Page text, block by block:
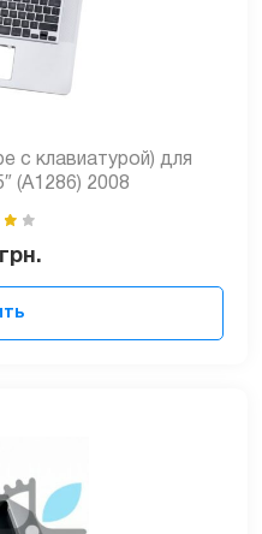
с клавиатурой) для
(A1286) 2008